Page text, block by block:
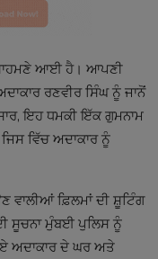
ਆਈ ਹੈ। ਆਪਣੀ
ਰਣਵੀਰ ਸਿੰਘ ਨੂੰ ਜਾਨੋਂ
ਇਹ ਧਮਕੀ ਇੱਕ ਗੁਮਨਾਮ
ਵਿੱਚ ਅਦਾਕਾਰ ਨੂੰ
ਫ਼ਿਲਮਾਂ ਦੀ ਸ਼ੂਟਿੰਗ
ਸੂਚਨਾ ਮੁੰਬਈ ਪੁਲਿਸ ਨੂੰ
ਅਦਾਕਾਰ ਦੇ ਘਰ ਅਤੇ